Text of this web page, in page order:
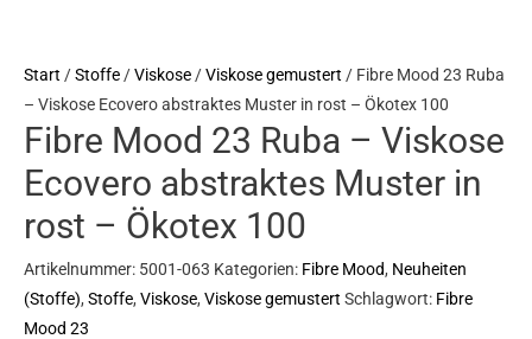
Start /Stoffe /Viskose /Viskose gemustert / Fibre Mood 23 Ruba
– Viskose Ecovero abstraktes Muster in rost – Ökotex 100
Fibre Mood 23 Ruba – Viskose
Ecovero abstraktes Muster in
rost – Ökotex 100
Artikelnummer: 5001-063 Kategorien: Fibre Mood, Neuheiten
(Stoffe), Stoffe, Viskose, Viskose gemustert Schlagwort: Fibre
Mood 23